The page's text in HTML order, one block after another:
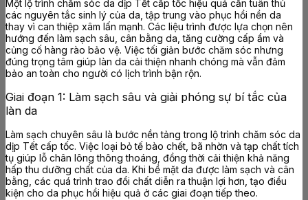
Một lộ trình chăm sóc da dịp Tết cấp tốc hiệu quả cần tuân thủ
các nguyên tắc sinh lý của da, tập trung vào phục hồi nền da
thay vì can thiệp xâm lấn mạnh. Các liệu trình được lựa chọn nên
hướng đến làm sạch sâu, cân bằng da, tăng cường cấp ẩm và
củng cố hàng rào bảo vệ. Việc tối giản bước chăm sóc nhưng
đúng trọng tâm giúp làn da cải thiện nhanh chóng mà vẫn đảm
bảo an toàn cho người có lịch trình bận rộn.
Giai đoạn 1: Làm sạch sâu và giải phóng sự bí tắc của
làn da
Làm sạch chuyên sâu là bước nền tảng trong lộ trình chăm sóc da
dịp Tết cấp tốc. Việc loại bỏ tế bào chết, bã nhờn và tạp chất tích
tụ giúp lỗ chân lông thông thoáng, đồng thời cải thiện khả năng
hấp thu dưỡng chất của da. Khi bề mặt da được làm sạch và cân
bằng, các quá trình trao đổi chất diễn ra thuận lợi hơn, tạo điều
kiện cho da phục hồi hiệu quả ở các giai đoạn tiếp theo.